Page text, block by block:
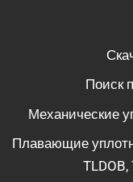
Поиск
Механические
Плавающие
TLDOB,